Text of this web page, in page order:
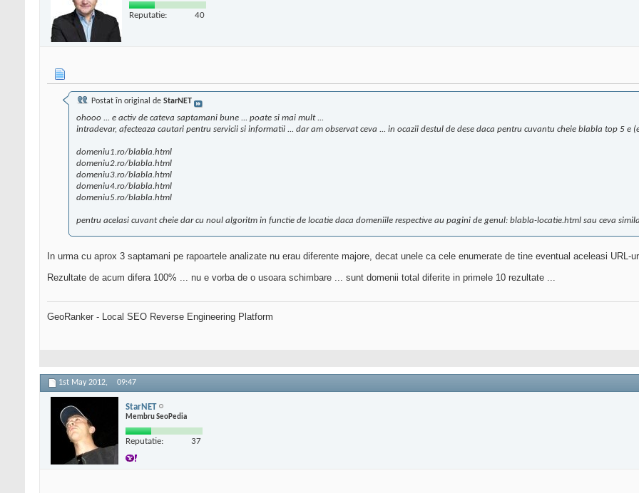
Reputatie: 40
Postat în original de StarNET
ohooo ... e activ de cateva saptamani bune ... poate si mai mult ...
intradevar, afecteaza cautari pentru servicii si informatii ... dar am observat ceva ... in ocazii destul de dese daca pentru cuvantu cheie blabla top 5 e
domeniu1.ro/blabla.html
domeniu2.ro/blabla.html
domeniu3.ro/blabla.html
domeniu4.ro/blabla.html
domeniu5.ro/blabla.html
pentru acelasi cuvant cheie dar cu noul algoritm in functie de locatie daca domeniile respective au pagini de genul: blabla-locatie.html sau ceva
In urma cu aprox 3 saptamani pe rapoartele analizate nu erau diferente majore, decat unele ca cele enumerate de tine eventual aceleasi URL-
Rezultate de acum difera 100% ... nu e vorba de o usoara schimbare ... sunt domenii total diferite in primele 10 rezultate ...
GeoRanker - Local SEO Reverse Engineering Platform
1st May 2012, 09:47
StarNET
Membru SeoPedia
Reputatie: 37